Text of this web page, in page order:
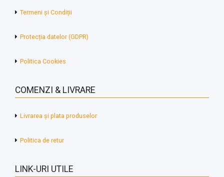
Termeni și Condiții
Protecția datelor (GDPR)
Politica Cookies
COMENZI & LIVRARE
Livrarea și plata produselor
Politica de retur
LINK-URI UTILE